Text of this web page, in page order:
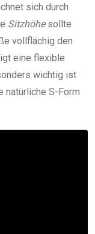
sich durch
Sitzhöhesollte
vollflächig den
eine flexible
wichtig ist
S-Form